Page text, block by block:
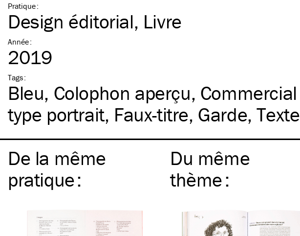
Pratique:
Design éditorial Livre
Année:
2019
Tags:
Bleu Colophon aperçu Commercial
type portrait Faux-titre Garde Texte
De la même
pratique:
Du même
thème: